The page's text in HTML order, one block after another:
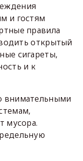
и гостям
правила
открытый
сигареты,
и к
внимательными
мусора.